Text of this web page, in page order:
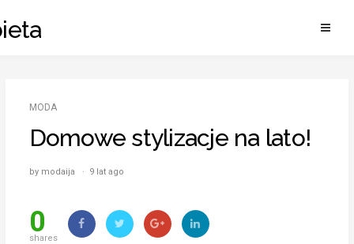
to
MODA
Domowe stylizacje na lato!
by modaija · 9 lat ago
0
shares